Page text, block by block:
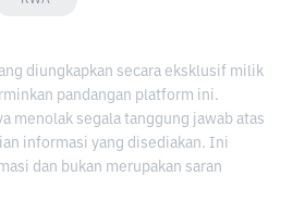
diungkapkan secara eksklusif milik
pandangan platform ini.
menolak segala tanggung jawab atas
informasi yang disediakan. Ini
dan bukan merupakan saran